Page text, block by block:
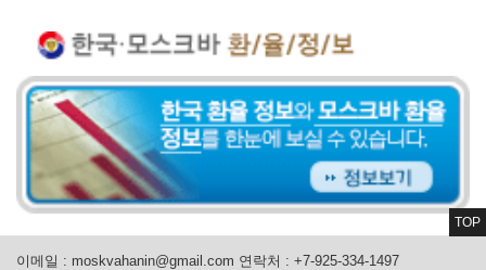
이메일 : moskvahanin@gmail.com 연락처 : +7-925-334-1497
TOP